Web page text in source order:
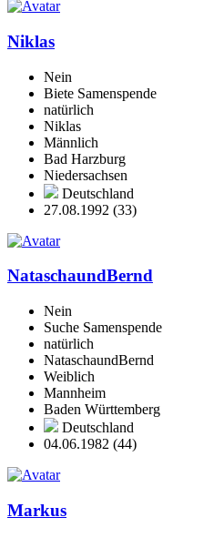
Niklas
Nein
Biete Samenspende
natürlich
Niklas
Männlich
Bad Harzburg
Niedersachsen
Deutschland
27.08.1992 (33)
NataschaundBernd
Nein
Suche Samenspende
natürlich
NataschaundBernd
Weiblich
Mannheim
Baden Württemberg
Deutschland
04.06.1982 (44)
Markus